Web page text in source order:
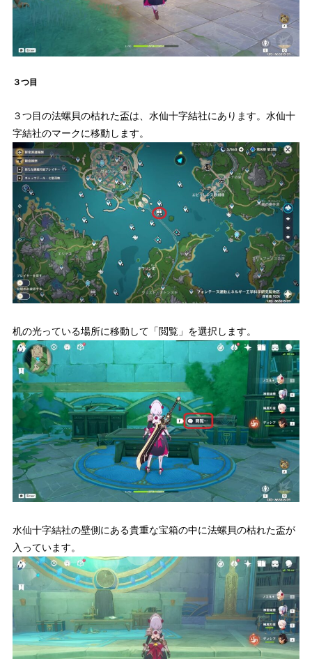
３つ目
３つ目の法螺貝の枯れた盃は、水仙十字結社にあります。水仙十
字結社のマークに移動します。
机の光っている場所に移動して「閲覧」を選択します。
水仙十字結社の壁側にある貴重な宝箱の中に法螺貝の枯れた盃が
入っています。